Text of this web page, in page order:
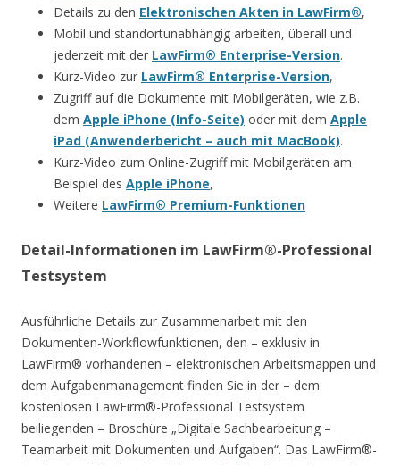
Details zu den Elektronischen Akten in LawFirm®,
Mobil und standortunabhängig arbeiten, überall und
jederzeit mit der LawFirm® Enterprise-Version.
Kurz-Video zur LawFirm® Enterprise-Version,
Zugriff auf die Dokumente mit Mobilgeräten, wie z.B.
dem Apple iPhone (Info-Seite) oder mit dem Apple
iPad (Anwenderbericht – auch mit MacBook).
Kurz-Video zum Online-Zugriff mit Mobilgeräten am
Beispiel des Apple iPhone,
Weitere LawFirm® Premium-Funktionen
Detail-Informationen im LawFirm®-Professional
Testsystem
Ausführliche Details zur Zusammenarbeit mit den
Dokumenten-Workflowfunktionen, den – exklusiv in
LawFirm® vorhandenen – elektronischen Arbeitsmappen und
dem Aufgabenmanagement finden Sie in der – dem
kostenlosen LawFirm®-Professional Testsystem
beiliegenden – Broschüre „Digitale Sachbearbeitung –
Teamarbeit mit Dokumenten und Aufgaben“. Das LawFirm®-